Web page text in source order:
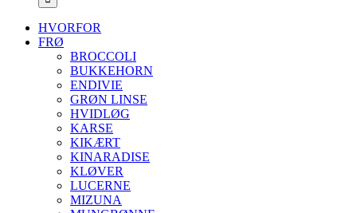
HVORFOR
FRØ
BROCCOLI
BUKKEHORN
ENDIVIE
GRØN LINSE
HVIDLØG
KARSE
KIKÆRT
KINARADISE
KLØVER
LUCERNE
MIZUNA